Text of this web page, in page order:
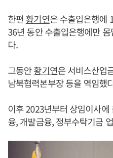
한편 황기연은 수출입은행에
36년 동안 수출입은행에만
다.
그동안황기연은 서비스산업
남북협력본부장 등을 역임했
이후 2023년부터 상임이사
융, 개발금융, 정부수탁기금